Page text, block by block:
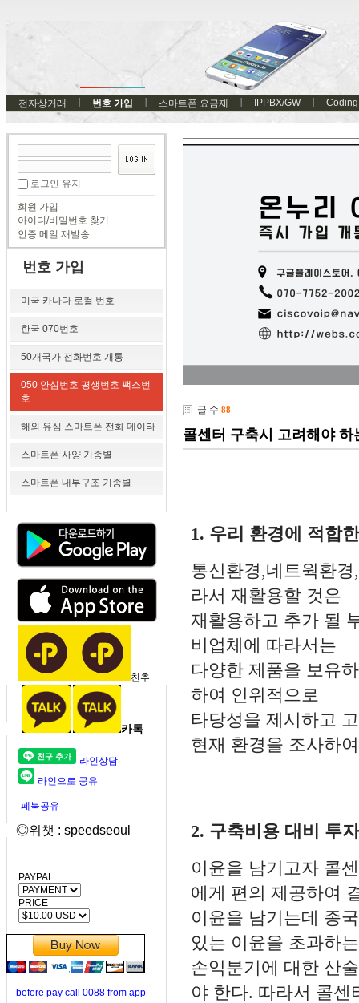
전자상거래 번호 가입 스마트폰 요금제 IPPBX/GW Coding
로그인 유지
회원 가입
아이디/비밀번호 찾기
인증 메일 재발송
번호 가입
미국 카나다 로컬 번호
한국 070번호
50개국가 전화번호 개통
050 안심번호 평생번호 팩스번
호
해외 유심 스마트폰 전화 데이타
스마트폰 사양 기종별
스마트폰 내부구조 기종별
친추
카톡
라인상담
라인으로 공유
페북공유
◎위챗 : speedseoul
PAYPAL
PRICE
before pay call 0088 from app
글 수 88
콜센터 구축시 고려해야 하
1. 우리 환경에 적합
통신환경,네트웍환
라서 재활용할 것은
재활용하고 추가 될
비업체에 따라서는
다양한 제품을 보유
하여 인위적으로
타당성을 제시하고
현재 환경을 조사하
2. 구축비용 대비 투
이윤을 남기고자 콜
에게 편의 제공하여
이윤을 남기는데 종
있는 이윤을 초과하
손익분기에 대한 산
야 한다. 따라서 콜